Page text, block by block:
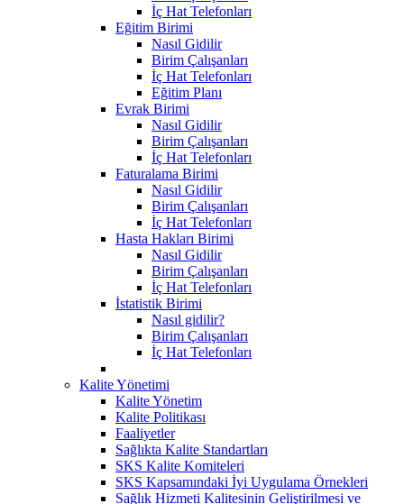
İç Hat Telefonları
Eğitim Birimi
Nasıl Gidilir
Birim Çalışanları
İç Hat Telefonları
Eğitim Planı
Evrak Birimi
Nasıl Gidilir
Birim Çalışanları
İç Hat Telefonları
Faturalama Birimi
Nasıl Gidilir
Birim Çalışanları
İç Hat Telefonları
Hasta Hakları Birimi
Nasıl Gidilir
Birim Çalışanları
İç Hat Telefonları
İstatistik Birimi
Nasıl gidilir?
Birim Çalışanları
İç Hat Telefonları
Kalite Yönetimi
Kalite Yönetim
Kalite Politikası
Faaliyetler
Sağlıkta Kalite Standartları
SKS Kalite Komiteleri
SKS Kapsamındaki İyi Uygulama Örnekleri
Sağlık Hizmeti Kalitesinin Geliştirilmesi ve